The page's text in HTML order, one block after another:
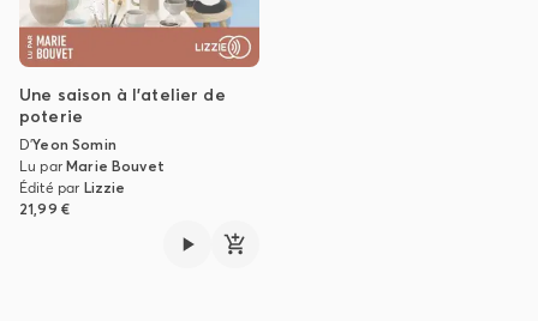
Une saison à l'atelier de
poterie
D'Yeon Somin
Lu parMarie Bouvet
Édité par Lizzie
21,99 €